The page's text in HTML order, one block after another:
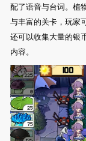
配了语音与台词。植
与丰富的关卡，玩家
还可以收集大量的银
内容。